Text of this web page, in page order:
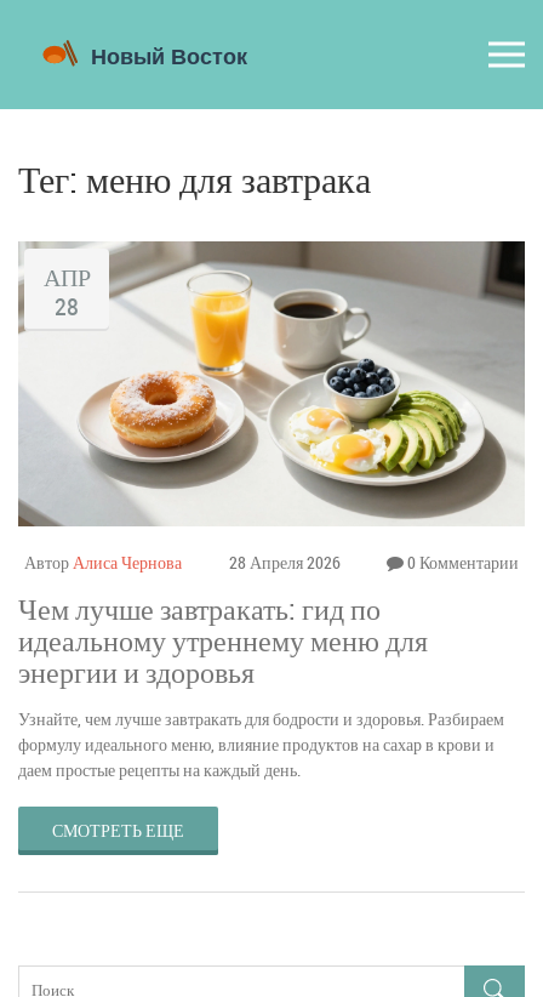
Тег: меню для завтрака
АПР
28
АвторАлиса Чернова 28 Апреля 2026 0 Комментарии
Чем лучше завтракать: гид по
идеальному утреннему меню для
энергии и здоровья
Узнайте, чем лучше завтракать для бодрости и здоровья. Разбираем
формулу идеального меню, влияние продуктов на сахар в крови и
даем простые рецепты на каждый день.
СМОТРЕТЬ ЕЩЕ